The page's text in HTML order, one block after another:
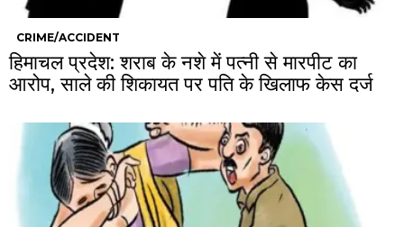
CRIME/ACCIDENT
हिमाचल प्रदेश: शराब के नशे में पत्नी से मारपीट का
आरोप, साले की शिकायत पर पति के खिलाफ केस दर्ज